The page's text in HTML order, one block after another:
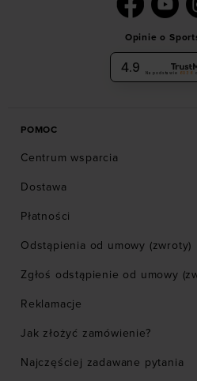
Opinie o
4.9 Na podstawie 6036
POMOC
Centrum wsparcia
Dostawa
Płatności
Odstąpienia od umowy (zwroty)
Zgłoś odstąpienie od umowy
Reklamacje
Jak złożyć zamówienie?
Najczęściej zadawane pytania